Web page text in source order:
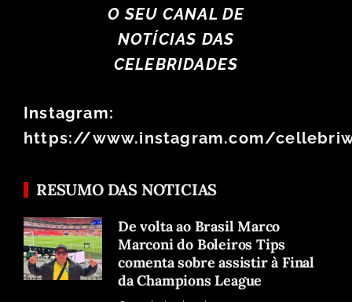
O SEU CANAL DE
NOTÍCIAS DAS
CELEBRIDADES
Instagram:
https://www.instagram.com/
RESUMO DAS NOTICIAS
De volta ao Brasil Marco
Marconi do Boleiros Tips
comenta sobre assistir à Final
da Champions League